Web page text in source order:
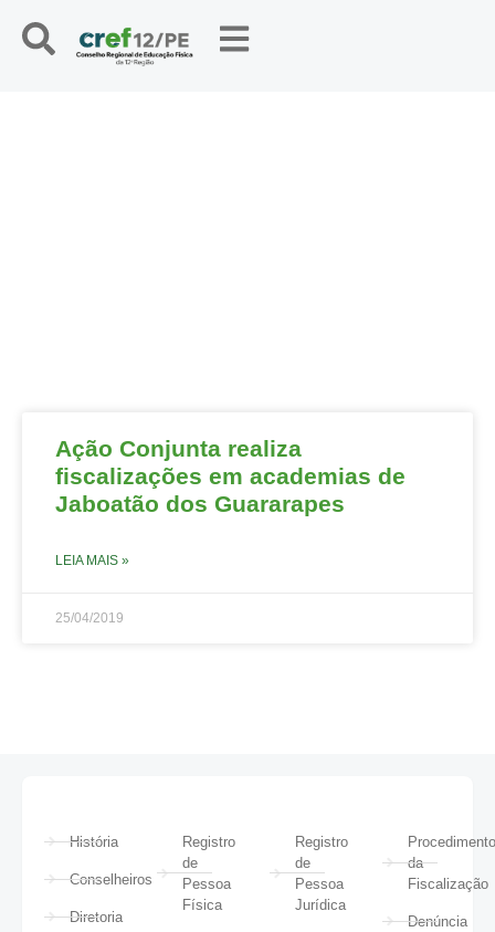
Ação Conjunta realiza
fiscalizações em academias de
Jaboatão dos Guararapes
LEIA MAIS »
25/04/2019
História
Conselheiros
Diretoria
Registro
de
Pessoa
Física
Registro
de
Pessoa
Jurídica
da
Fiscalização
Denúncia